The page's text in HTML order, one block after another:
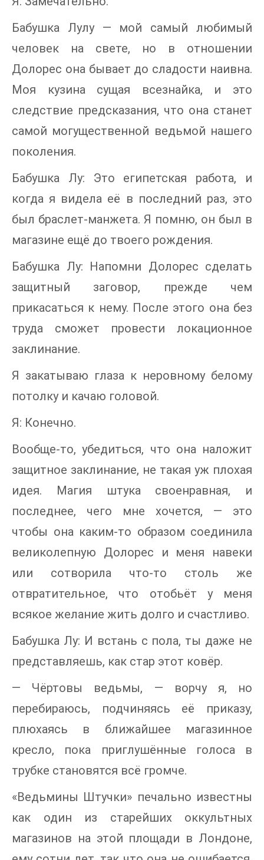
Бабушка Лулу — мой самый любимый
человек на свете, но в отношении
Долорес она бывает до сладости наивна.
Моя кузина сущая всезнайка, и это
следствие предсказания, что она станет
самой могущественной ведьмой нашего
поколения.
Бабушка Лу: Это египетская работа, и
когда я видела её в последний раз, это
был браслет-манжета. Я помню, он был в
магазине ещё до твоего рождения.
Бабушка Лу: Напомни Долорес сделать
защитный заговор, прежде чем
прикасаться к нему. После этого она без
труда сможет провести локационное
заклинание.
Я закатываю глаза к неровному белому
потолку и качаю головой.
Я: Конечно.
Вообще-то, убедиться, что она наложит
защитное заклинание, не такая уж плохая
идея. Магия штука своенравная, и
последнее, чего мне хочется, — это
чтобы она каким-то образом соединила
великолепную Долорес и меня навеки
или сотворила что-то столь же
отвратительное, что отобьёт у меня
всякое желание жить долго и счастливо.
Бабушка Лу: И встань с пола, ты даже не
представляешь, как стар этот ковёр.
— Чёртовы ведьмы, — ворчу я, но
перебираюсь, подчиняясь её приказу,
плюхаясь в ближайшее магазинное
кресло, пока приглушённые голоса в
трубке становятся всё громче.
«Ведьмины Штучки» печально известны
как один из старейших оккультных
магазинов на этой площади в Лондоне,